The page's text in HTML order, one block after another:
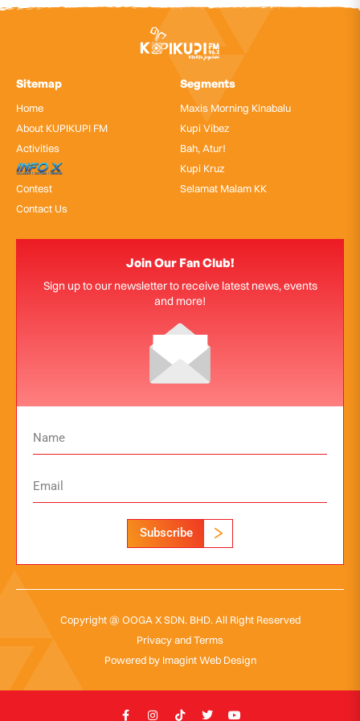
Sitemap
Home
About KUPIKUPI FM
Activities
InfoX
Contest
Contact Us
Segments
Maxis Morning Kinabalu
Kupi Vibez
Bah, Atur!
Kupi Kruz
Selamat Malam KK
Join Our Fan Club!
Sign up to our newsletter to receive latest news, events
and more!
Subscribe
Copyright @ OOGA X SDN. BHD. All Right Reserved
Privacy and Terms
Powered by Imagint Web Design